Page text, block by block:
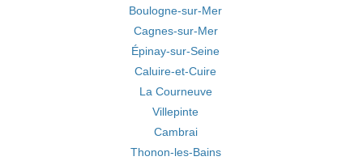
Boulogne-sur-Mer
Cagnes-sur-Mer
Épinay-sur-Seine
Caluire-et-Cuire
La Courneuve
Villepinte
Cambrai
Thonon-les-Bains